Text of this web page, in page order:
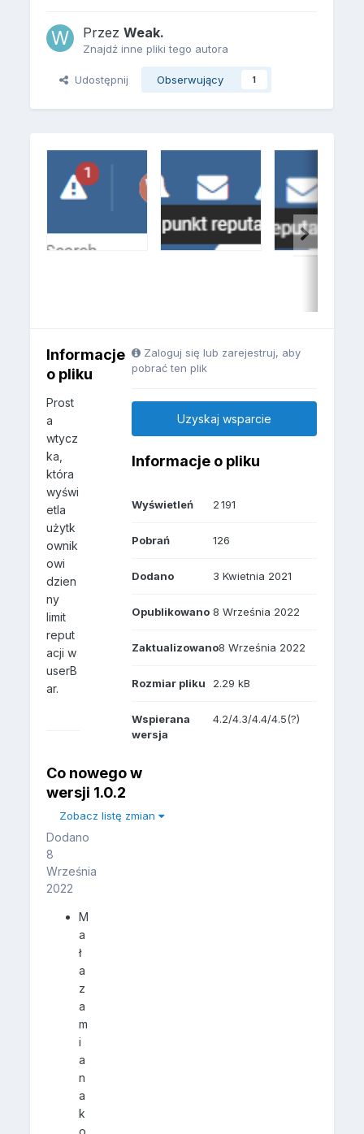
PrzezWeak.
Znajdź inne pliki tego autora
Udostępnij Obserwujący 1
Informacje
o pliku
Prost
a
wtycz
ka,
która
wyświ
etla
użytk
ownik
owi
dzien
ny
limit
reput
acji w
userB
ar.
Co nowego w
wersji 1.0.2
Zobacz listę zmian
Dodano
8
Września
2022
M
a
ł
a
z
a
m
i
a
n
a
k
o
Zaloguj się lub zarejestruj, aby
pobrać ten plik
Uzyskaj wsparcie
Informacje o pliku
Wyświetleń 2 191
Pobrań 126
Dodano 3 Kwietnia 2021
Opublikowano 8 Września 2022
Zaktualizowano8 Września 2022
Rozmiar pliku 2.29 kB
Wspierana
wersja
4.2/4.3/4.4/4.5(?)